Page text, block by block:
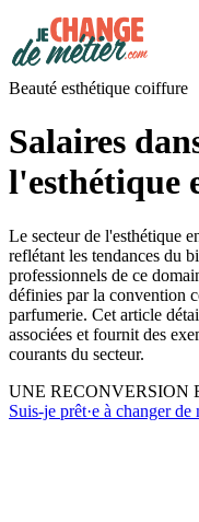
Beauté esthétique coiffure
Salaires
l'esthétique
Le secteur de l'esthétique
reflétant les tendances du
professionnels de ce
définies par la convention
parfumerie. Cet article
associées et fournit des
courants du secteur.
UNE RECONVERSION
Suis-je prêt·e à changer de